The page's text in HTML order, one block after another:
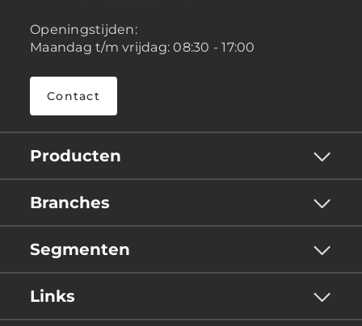
Openingstijden:
Maandag t/m vrijdag: 08:30 - 17:00
Contact
Producten
Branches
Segmenten
Links